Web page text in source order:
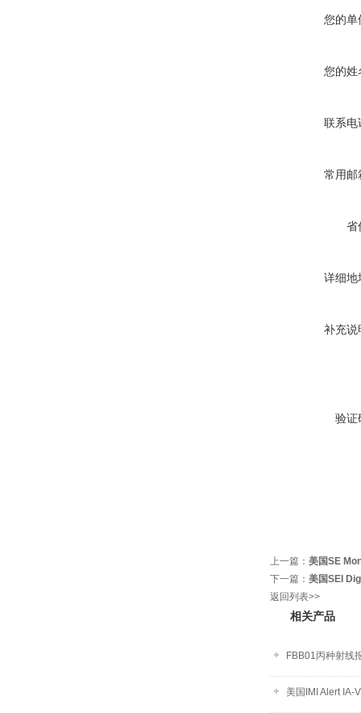
您的单
您的姓
联系电
常用邮
省
详细地
补充说
验证
上一篇： 美国SE
下一篇： 美国SEI
返回列表>>
相关产品
FBB01丙种射线
美国IMI Alert IA-